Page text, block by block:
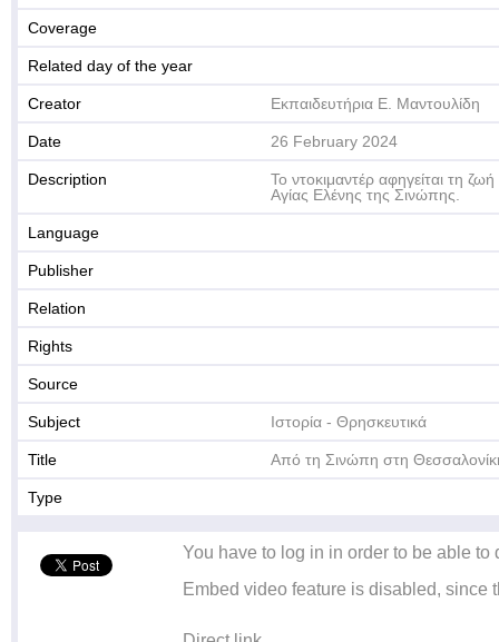
Coverage
Related day of the year
Creator Εκπαιδευτήρια Ε. Μαντουλίδη
Date 26 February 2024
Description
Το ντοκιμαντέρ αφηγείται τη
Αγίας Ελένης της Σινώπης.
Language
Publisher
Relation
Rights
Source
Subject Ιστορία - Θρησκευτικά
Title Από τη Σινώπη στη
Type
You have to log in in order to be able to
Embed video feature is disabled, since